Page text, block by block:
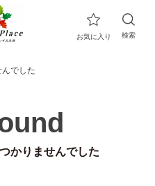
お気に入り 検索
でした
かりませんでした